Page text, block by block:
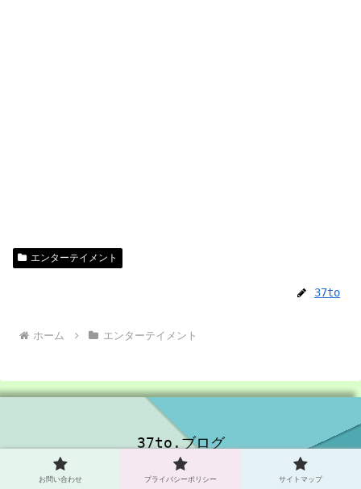
エンターテイメント
37to
ホーム エンターテイメント
37to.ブログ
お問い合わせ
プライバシーポリシー
お問い合わせ プライバシーポリシー サイトマップ